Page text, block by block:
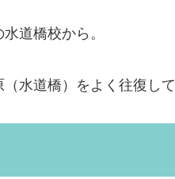
道橋校から。
水道橋）をよく往復して